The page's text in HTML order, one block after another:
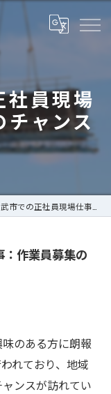
社員現場
ャンス
社員現場仕事：作業員募集のチャンスを掴もう
作業員募集の
のある方に朗報
れており、地域
ンスが訪れてい